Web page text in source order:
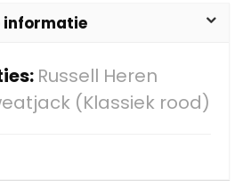
informatie
Russell Heren
(Klassiek rood)